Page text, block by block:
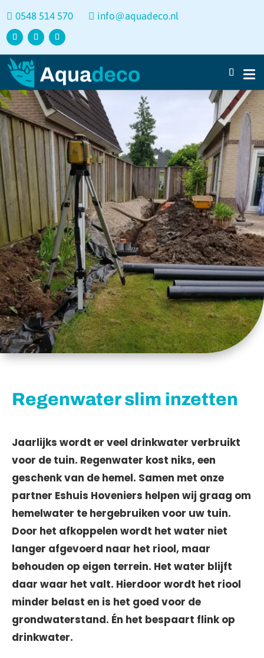
 0548 514 570  info@aquadeco.nl
Regenwater slim inzetten
Jaarlijks wordt er veel drinkwater verbruikt
voor de tuin. Regenwater kost niks, een
geschenk van de hemel. Samen met onze
partner Eshuis Hoveniers helpen wij graag om
hemelwater te hergebruiken voor uw tuin.
Door het afkoppelen wordt het water niet
langer afgevoerd naar het riool, maar
behouden op eigen terrein. Het water blijft
daar waar het valt. Hierdoor wordt het riool
minder belast en is het goed voor de
grondwaterstand. Én het bespaart flink op
drinkwater.